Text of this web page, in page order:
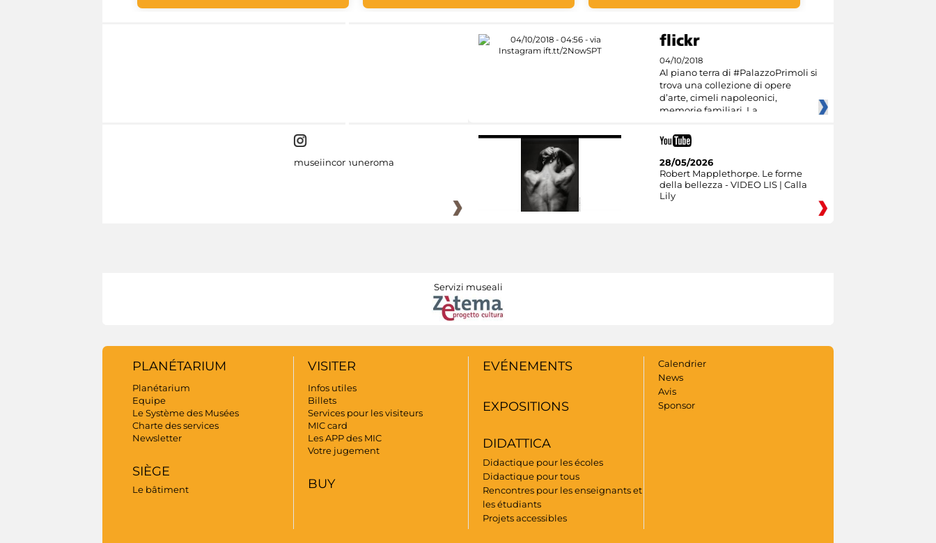
04/10/2018
Al piano terra di #PalazzoPrimoli si
trova una collezione di opere
d’arte, cimeli napoleonici,
memorie familiari. La
museiincomuneroma
28/05/2026
Robert Mapplethorpe. Le forme
della bellezza - VIDEO LIS | Calla
Lily
Servizi museali
PLANÉTARIUM
Planétarium
Equipe
Le Système des Musées
Charte des services
Newsletter
SIÈGE
Le bâtiment
VISITER
Infos utiles
Billets
Services pour les visiteurs
MIC card
Les APP des MIC
Votre jugement
BUY
EVÉNEMENTS
EXPOSITIONS
DIDATTICA
Didactique pour les écoles
Didactique pour tous
Rencontres pour les enseignants et
les étudiants
Projets accessibles
Calendrier
News
Avis
Sponsor